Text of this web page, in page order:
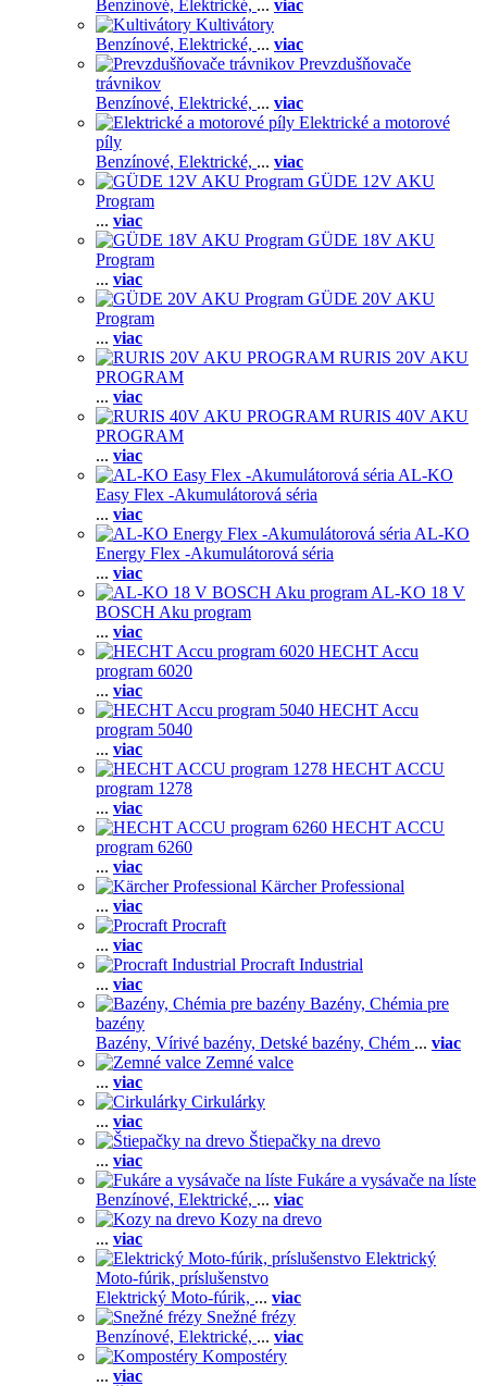
Benzínové, Elektrické, ... viac
Kultivátory
Benzínové, Elektrické, ... viac
Prevzdušňovače
trávnikov
Benzínové, Elektrické, ... viac
Elektrické a motorové
píly
Benzínové, Elektrické, ... viac
GÜDE 12V AKU
Program
... viac
GÜDE 18V AKU
Program
... viac
GÜDE 20V AKU
Program
... viac
RURIS 20V AKU
PROGRAM
... viac
RURIS 40V AKU
PROGRAM
... viac
AL-KO
Easy Flex -Akumulátorová séria
... viac
AL-KO
Energy Flex -Akumulátorová séria
... viac
AL-KO 18 V
BOSCH Aku program
... viac
HECHT Accu
program 6020
... viac
HECHT Accu
program 5040
... viac
HECHT ACCU
program 1278
... viac
HECHT ACCU
program 6260
... viac
Kärcher Professional
... viac
Procraft
... viac
Procraft Industrial
... viac
Bazény, Chémia pre
bazény
Bazény, Vírivé bazény, Detské bazény, Chém ... viac
Zemné valce
... viac
Cirkulárky
... viac
Štiepačky na drevo
... viac
Fukáre a vysávače na líste
Benzínové, Elektrické, ... viac
Kozy na drevo
... viac
Elektrický
Moto-fúrik, príslušenstvo
Elektrický Moto-fúrik, ... viac
Snežné frézy
Benzínové, Elektrické, ... viac
Kompostéry
... viac